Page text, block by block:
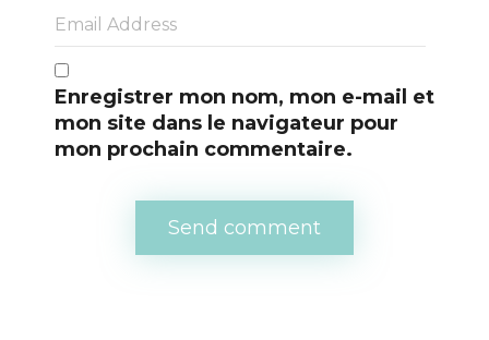
Enregistrer mon nom, mon e-mail et
mon site dans le navigateur pour
mon prochain commentaire.